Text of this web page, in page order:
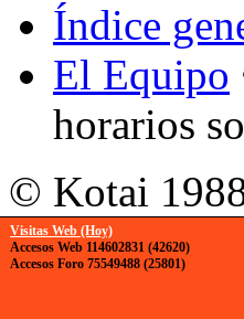
Índice
El Equipo
horarios
© Kotai
Visitas Web (Hoy)
Accesos Web 114602831 (42620)
Accesos Foro 75549488 (25801)